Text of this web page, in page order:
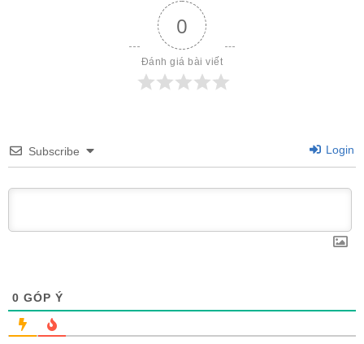
0
Đánh giá bài viết
Subscribe Login
0 GÓP Ý